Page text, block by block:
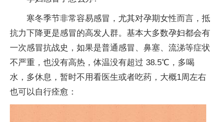
寒冬季节非常容易感冒，尤其对孕期女性而言，抵
抗力下降更是感冒的高发人群。基本大多数孕妇都会有
一次感冒抗战史，如果是普通感冒、鼻塞、流涕等症状
不严重，也没有高热，体温没有超过 38.5℃，多喝
水，多休息，暂时不用看医生或者吃药，大概1周左右
也可以自行痊愈：